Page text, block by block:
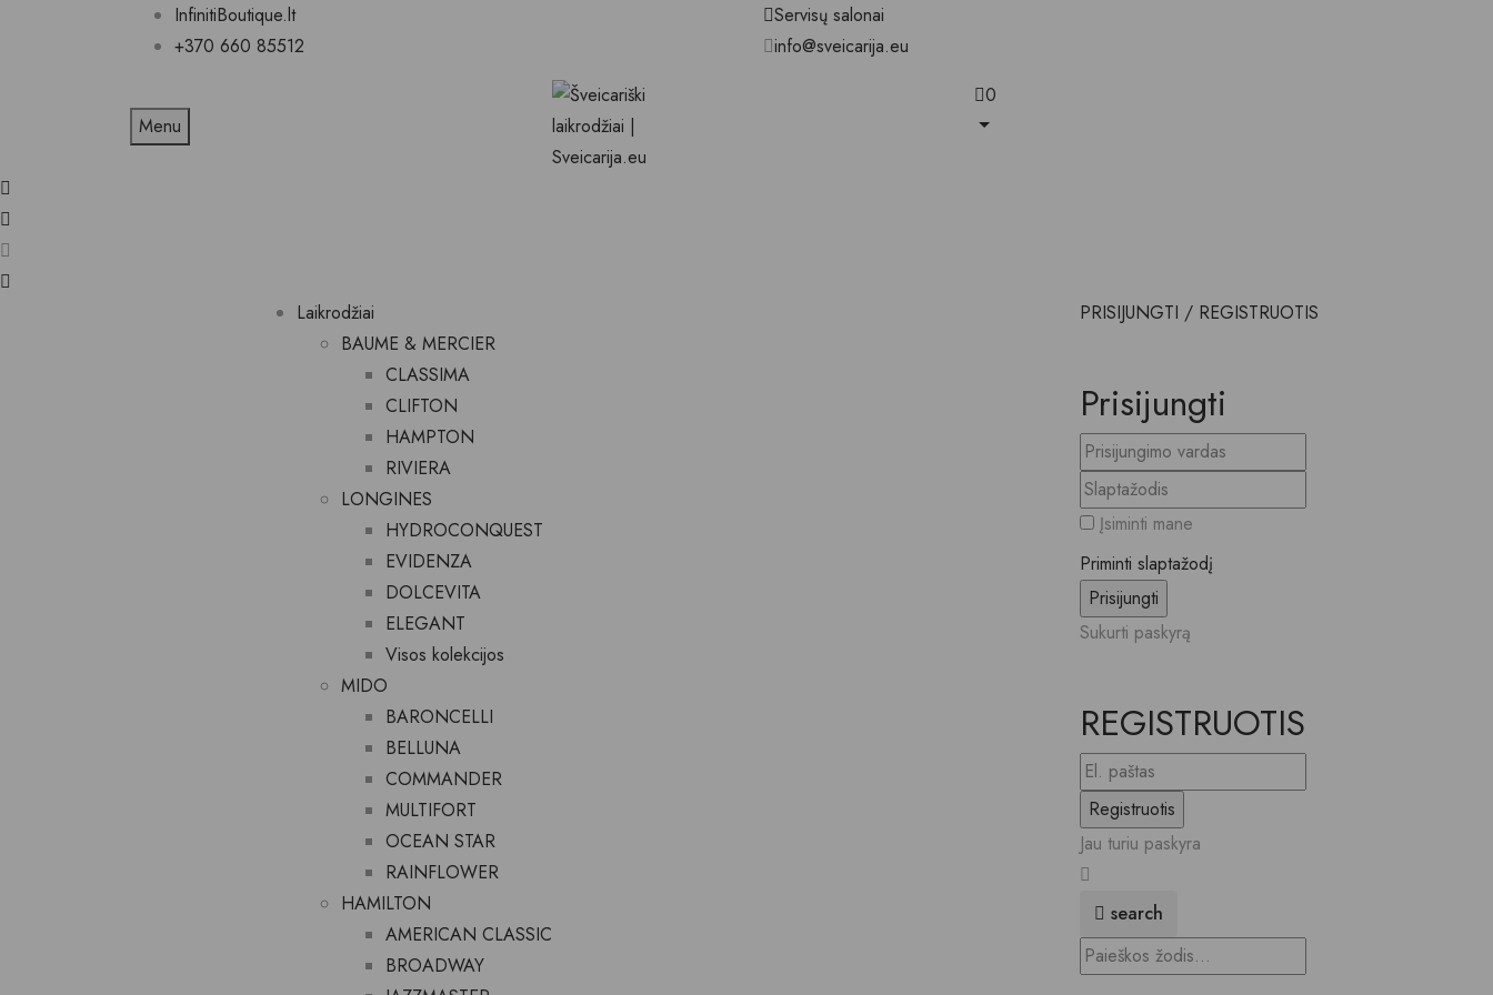
InfinitiBoutique.lt
+370 660 85512
Servisų salonai
info@sveicarija.eu
Menu
0
Laikrodžiai
BAUME & MERCIER
CLASSIMA
CLIFTON
HAMPTON
RIVIERA
LONGINES
HYDROCONQUEST
EVIDENZA
DOLCEVITA
ELEGANT
Visos kolekcijos
MIDO
BARONCELLI
BELLUNA
COMMANDER
MULTIFORT
OCEAN STAR
RAINFLOWER
HAMILTON
AMERICAN CLASSIC
BROADWAY
PRISIJUNGTI / REGISTRUOTIS
Prisijungti
Įsiminti mane
Priminti slaptažodį
Sukurti paskyrą
REGISTRUOTIS
Jau turiu paskyra
search